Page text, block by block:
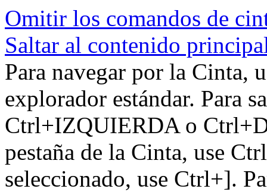
Omitir los comandos de
Saltar al contenido
Para navegar por la Cinta,
explorador estándar. Para
Ctrl+IZQUIERDA o
pestaña de la Cinta, use
seleccionado, use Ctrl+].